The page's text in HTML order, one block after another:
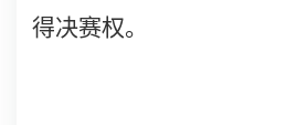
得决赛权。